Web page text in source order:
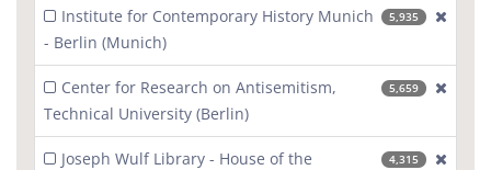
Institute for Contemporary History Munich
- Berlin (Munich)
5,935
Center for Research on Antisemitism,
Technical University (Berlin)
5,659
Joseph Wulf Library - House of the
4,315